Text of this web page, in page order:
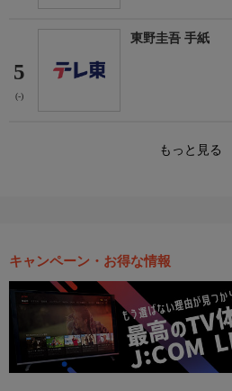
5
(-)
東野圭吾 手紙
もっと見る
キャンペーン・お得な情報